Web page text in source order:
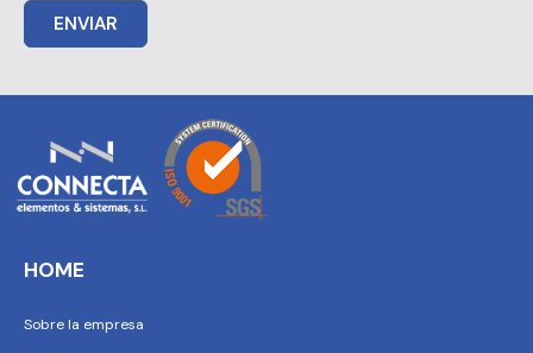
ENVIAR
HOME
Sobre la empresa